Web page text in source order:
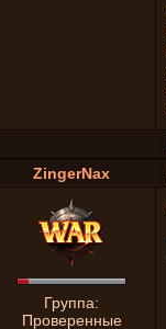
ZingerNax
Группа:
Проверенные